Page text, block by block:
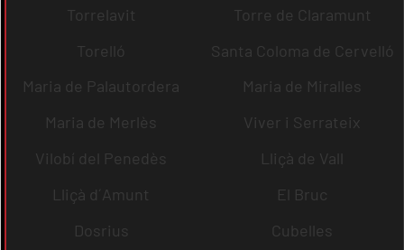
Torrelavit
Torre de Claramunt
Torelló
Santa Coloma de Cervelló
Maria de Palautordera
Maria de Miralles
Maria de Merlès
Viver i Serrateix
Vilobí del Penedès
Lliçà de Vall
Lliçà d´Amunt
El Bruc
Dosrius
Cubelles